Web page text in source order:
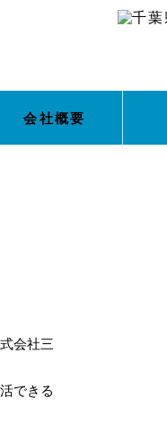
会社概要
会社三
できる